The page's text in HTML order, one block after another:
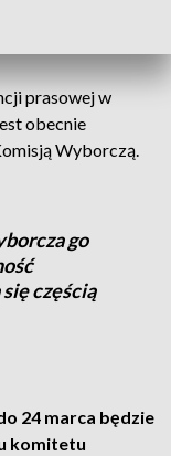
prasowej w
obecnie
Wyborczą.
go
częścią
24 marca będzie
komitetu